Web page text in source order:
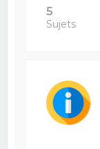
5
Sujets